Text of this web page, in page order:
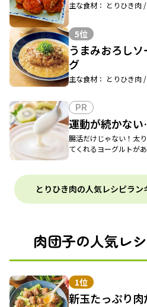
主な食材： とりひき肉
5位
うまみおろし
グ
主な食材： とりひき肉
PR
運動が続かな
腸活だけじゃない！太
てくれるヨーグルトが
とりひき肉の人気レシピラン
肉団子の人気レ
1位
新玉たっぷり肉